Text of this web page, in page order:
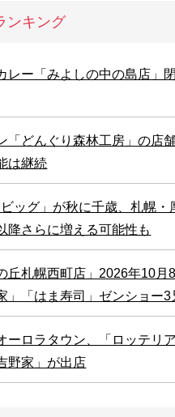
ンキング
レー「みよしの中の島店」
「どんぐり森林工房」の店
は継続
ッグ」が秋に千歳、札幌・
降さらに増える可能性も
丘札幌西町店」2026年10月
」「はま寿司」ゼンショー3
ーロラタウン、「ロッテリ
野家」が出店